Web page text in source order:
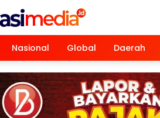
Nasional Global Daerah